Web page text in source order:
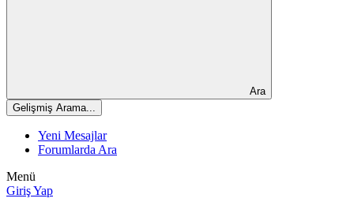
Ara
Gelişmiş Arama...
Yeni Mesajlar
Forumlarda Ara
Menü
Giriş Yap